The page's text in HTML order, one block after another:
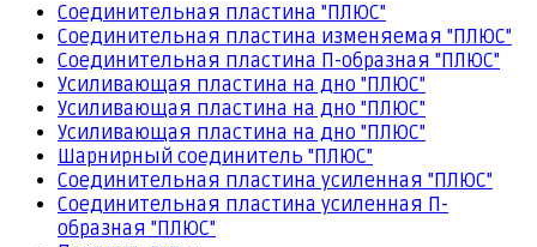
Соединительная пластина "ПЛЮС"
Соединительная пластина изменяемая "ПЛЮС"
Соединительная пластина П-образная "ПЛЮС"
Усиливающая пластина на дно "ПЛЮС"
Усиливающая пластина на дно "ПЛЮС"
Усиливающая пластина на дно "ПЛЮС"
Шарнирный соединитель "ПЛЮС"
Соединительная пластина усиленная "ПЛЮС"
Соединительная пластина усиленная П-
образная "ПЛЮС"